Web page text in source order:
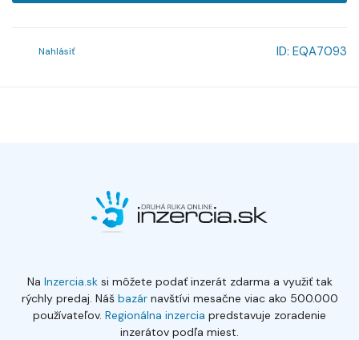
Nahlásiť ID: EQA7093
Na Inzercia.sksi môžete podať inzerát zdarma a využiť tak
rýchly predaj. Náš bazárnavštívi mesačne viac ako 500.000
používateľov. Regionálna inzercia predstavuje zoradenie
inzerátov podľa miest.